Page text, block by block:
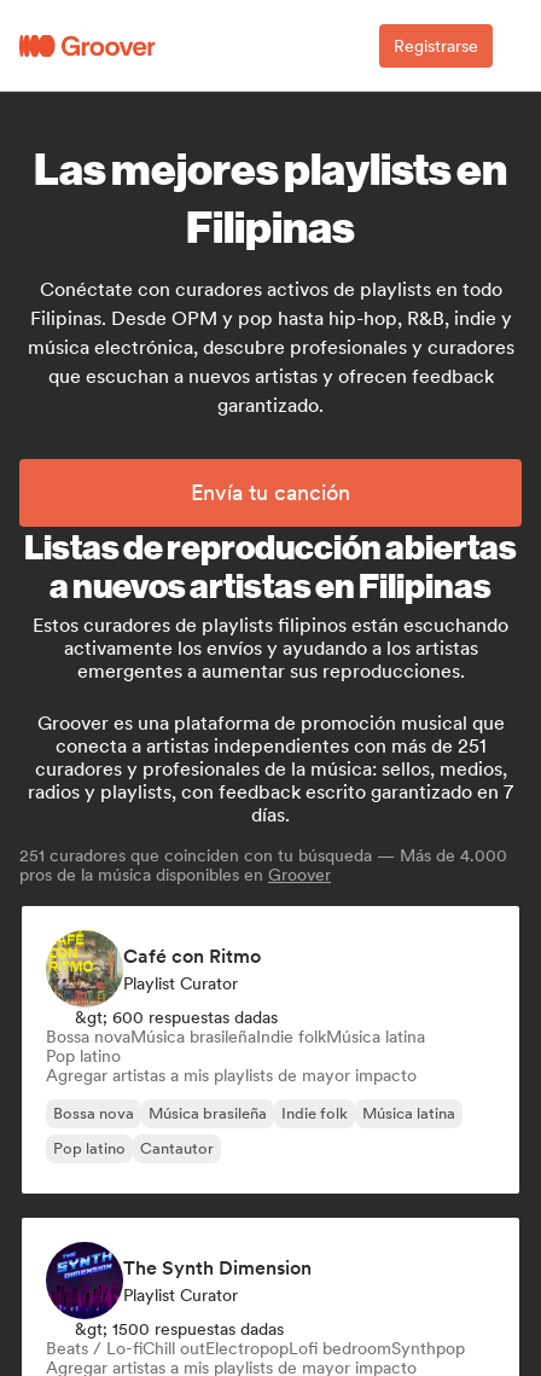
Registrarse
Las mejores playlists en
Filipinas
Conéctate con curadores activos de playlists en todo
Filipinas. Desde OPM y pop hasta hip-hop, R&B, indie y
música electrónica, descubre profesionales y curadores
que escuchan a nuevos artistas y ofrecen feedback
garantizado.
Envía tu canción
Listas de reproducción abiertas
a nuevos artistas en Filipinas
Estos curadores de playlists filipinos están escuchando
activamente los envíos y ayudando a los artistas
emergentes a aumentar sus reproducciones.
Groover es una plataforma de promoción musical que
conecta a artistas independientes con más de 251
curadores y profesionales de la música: sellos, medios,
radios y playlists, con feedback escrito garantizado en 7
días.
251 curadores que coinciden con tu búsqueda — Más de 4.000
pros de la música disponibles en Groover
Café con Ritmo
Playlist Curator
&gt; 600 respuestas dadas
Bossa novaMúsica brasileñaIndie folkMúsica latina
Pop latino
Agregar artistas a mis playlists de mayor impacto
Bossa nova Música brasileña Indie folk
Música latina
Pop latino
Cantautor
The Synth Dimension
Playlist Curator
&gt; 1500 respuestas dadas
Beats / Lo-fiChill outElectropopLofi bedroomSynthpop
Agregar artistas a mis playlists de mayor impacto